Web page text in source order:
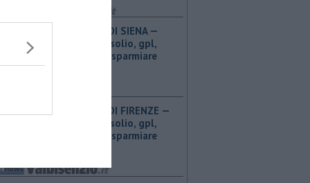
PROVINCIA DI SIENA — ​
Benzina, gasolio, gpl,
ecco dove risparmiare
PROVINCIA DI FIRENZE — ​
Benzina, gasolio, gpl,
ecco dove risparmiare